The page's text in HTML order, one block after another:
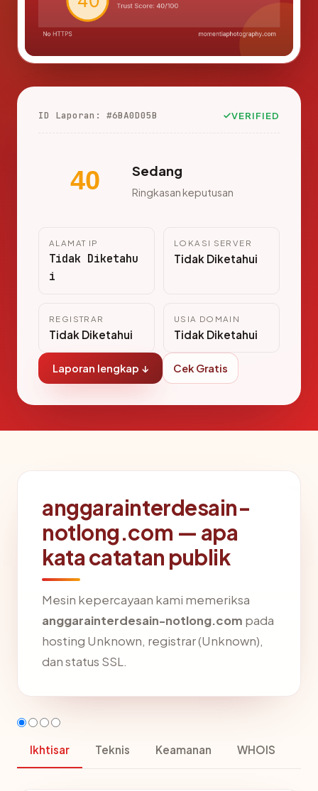
ID Laporan: #6BA0D05B VERIFIED
40 Sedang
Ringkasan keputusan
ALAMAT IP
Tidak Diketahu
i
LOKASI SERVER
Tidak Diketahui
REGISTRAR
Tidak Diketahui
USIA DOMAIN
Tidak Diketahui
Laporan lengkap ↓ Cek Gratis
anggarainterdesain-
notlong.com — apa
kata catatan publik
Mesin kepercayaan kami memeriksa
anggarainterdesain-notlong.com pada
hosting Unknown, registrar (Unknown),
dan status SSL.
Ikhtisar Teknis Keamanan WHOIS